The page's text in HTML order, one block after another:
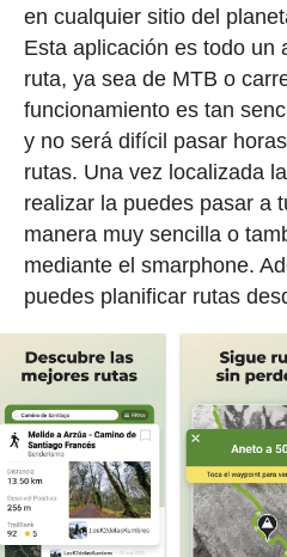
en cualquier sitio del
Esta aplicación es todo un
ruta, ya sea de MTB o
funcionamiento es tan
y no será difícil pasar
rutas. Una vez localizada
realizar la puedes pasar a
manera muy sencilla o
mediante el smarphone.
puedes planificar rutas